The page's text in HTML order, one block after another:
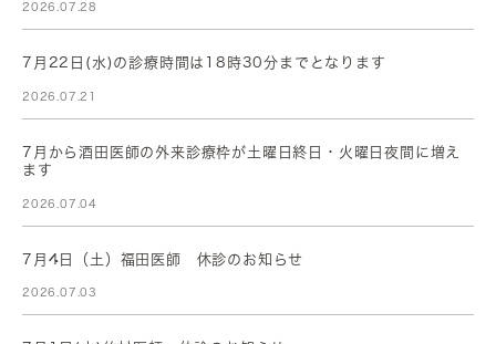
2026.07.28
7月22日(水)の診療時間は18時30分までとなります
2026.07.21
7月から酒田医師の外来診療枠が土曜日終日・火曜日夜間に増え
ます
2026.07.04
7月4日（土）福田医師 休診のお知らせ
2026.07.03